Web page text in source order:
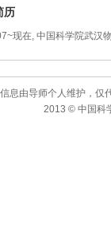
历
现在, 中国科学院武汉
息由导师个人维护，仅
2013 © 中国科